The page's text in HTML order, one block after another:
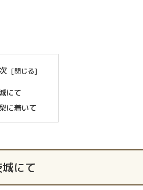
にて
に着いて
にて